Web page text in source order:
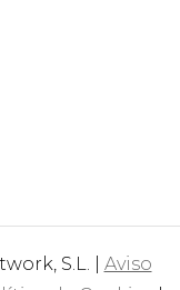
S.L. | Aviso